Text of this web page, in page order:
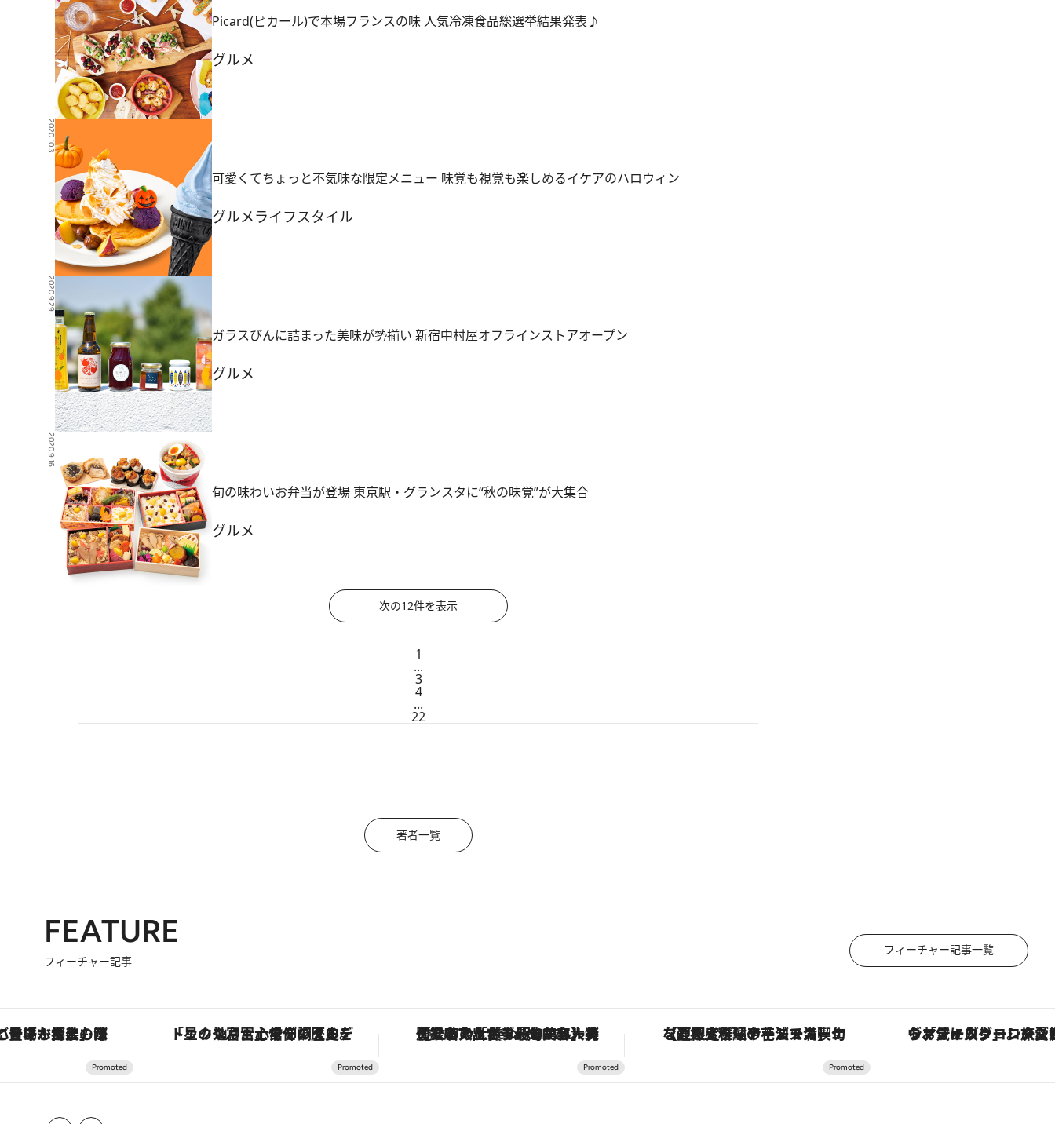
Picard(ピカール)で本場フランスの味 人気冷凍食品総選挙結果発表♪
グルメ
2020.10.3
可愛くてちょっと不気味な限定メニュー 味覚も視覚も楽しめるイケアのハロウィン
グルメライフスタイル
2020.9.29
ガラスびんに詰まった美味が勢揃い 新宿中村屋オフラインストアオープン
グルメ
2020.9.16
旬の味わいお弁当が登場 東京駅・グランスタに“秋の味覚”が大集合
グルメ
次の12件を表示
1
...
3
4
...
22
著者一覧
FEATURE
フィーチャー記事
フィーチャー記事一覧
「土佐和ハーブかき氷」がOMO7高知に登場！生姜、山椒、大葉など目にも舌にも涼を呼ぶ郷土の味 「星のや富士」でデジタルデトックス。冨士信仰の歴史を辿り、心身を調える。 【銀座で出合う最旬美容】美髪ケアや上質な眠り…セルフケアのアップデートから、特別な名入れギフトまで。大人のための「ReFa GINZA」クルーズ 【夏限定ディナーコース】旬を迎える稚鮎や花ズッキーニなどをイタリア・トスカーナの郷土料理の手法で満喫！